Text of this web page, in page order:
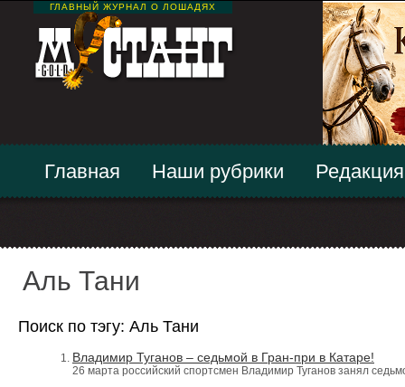
ГЛАВНЫЙ ЖУРНАЛ О ЛОШАДЯХ
Главная Наши рубрики Редакция
Аль Тани
Поиск по тэгу: Аль Тани
Владимир Туганов – седьмой в Гран-при в Катаре!
26 марта российский спортсмен Владимир Туганов занял